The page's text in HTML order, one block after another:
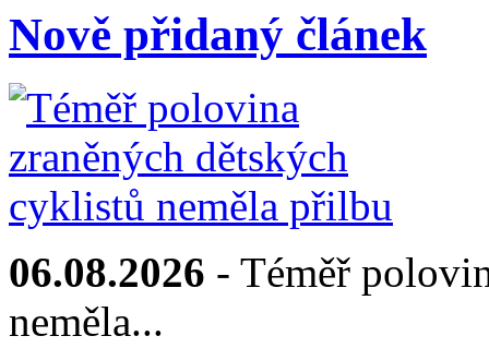
Nově přidaný článek
06.08.2026 - Téměř
neměla...